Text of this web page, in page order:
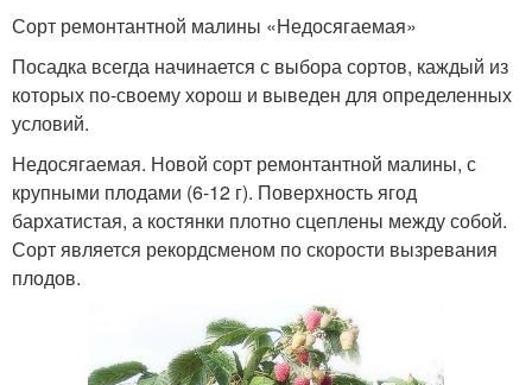
Сорт ремонтантной малины «Недосягаемая»
Посадка всегда начинается с выбора сортов, каждый из
которых по-своему хорош и выведен для определенных
условий.
Недосягаемая. Новой сорт ремонтантной малины, с
крупными плодами (6-12 г). Поверхность ягод
бархатистая, а костянки плотно сцеплены между собой.
Сорт является рекордсменом по скорости вызревания
плодов.